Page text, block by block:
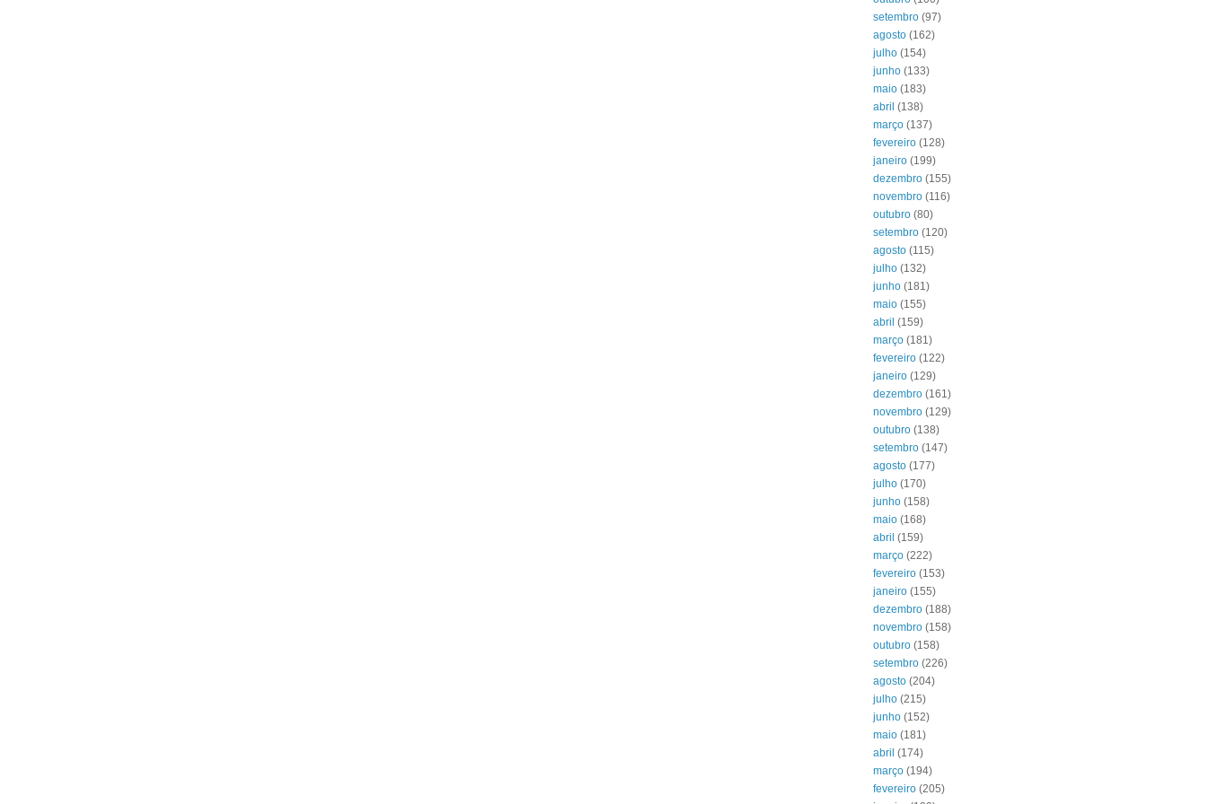
setembro (97)
agosto (162)
julho (154)
junho (133)
maio (183)
abril (138)
março (137)
fevereiro (128)
janeiro (199)
dezembro (155)
novembro (116)
outubro (80)
setembro (120)
agosto (115)
julho (132)
junho (181)
maio (155)
abril (159)
março (181)
fevereiro (122)
janeiro (129)
dezembro (161)
novembro (129)
outubro (138)
setembro (147)
agosto (177)
julho (170)
junho (158)
maio (168)
abril (159)
março (222)
fevereiro (153)
janeiro (155)
dezembro (188)
novembro (158)
outubro (158)
setembro (226)
agosto (204)
julho (215)
junho (152)
maio (181)
abril (174)
março (194)
fevereiro (205)